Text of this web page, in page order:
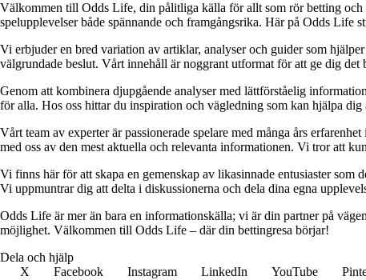
Välkommen till Odds Life, din pålitliga källa för allt som rör betting och
spelupplevelser både spännande och framgångsrika. Här på Odds Life
Vi erbjuder en bred variation av artiklar, analyser och guider som
välgrundade beslut. Vårt innehåll är noggrant utformat för att ge dig
Genom att kombinera djupgående analyser med lättförståelig
för alla. Hos oss hittar du inspiration och vägledning som kan hjälpa
Vårt team av experter är passionerade spelare med många års
med oss av den mest aktuella och relevanta informationen. Vi tror att
Vi finns här för att skapa en gemenskap av likasinnade entusiaster
Vi uppmuntrar dig att delta i diskussionerna och dela dina egna
Odds Life är mer än bara en informationskälla; vi är din partner på
möjlighet. Välkommen till Odds Life – där din bettingresa börjar!
Dela och hjälp
X
Facebook Instagram LinkedIn YouTube